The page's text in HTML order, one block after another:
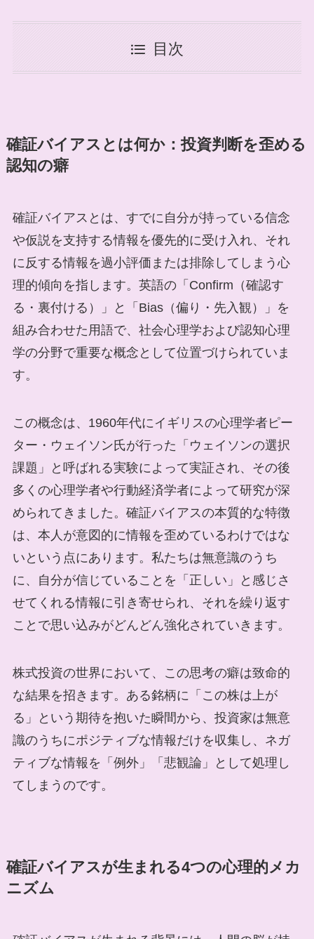
目次
確証バイアスとは何か：投資判断を歪める
認知の癖
確証バイアスとは、すでに自分が持っている信念
や仮説を支持する情報を優先的に受け入れ、それ
に反する情報を過小評価または排除してしまう心
理的傾向を指します。英語の「Confirm（確認す
る・裏付ける）」と「Bias（偏り・先入観）」を
組み合わせた用語で、社会心理学および認知心理
学の分野で重要な概念として位置づけられていま
す。
この概念は、1960年代にイギリスの心理学者ピー
ター・ウェイソン氏が行った「ウェイソンの選択
課題」と呼ばれる実験によって実証され、その後
多くの心理学者や行動経済学者によって研究が深
められてきました。確証バイアスの本質的な特徴
は、本人が意図的に情報を歪めているわけではな
いという点にあります。私たちは無意識のうち
に、自分が信じていることを「正しい」と感じさ
せてくれる情報に引き寄せられ、それを繰り返す
ことで思い込みがどんどん強化されていきます。
株式投資の世界において、この思考の癖は致命的
な結果を招きます。ある銘柄に「この株は上が
る」という期待を抱いた瞬間から、投資家は無意
識のうちにポジティブな情報だけを収集し、ネガ
ティブな情報を「例外」「悲観論」として処理し
てしまうのです。
確証バイアスが生まれる4つの心理的メカ
ニズム